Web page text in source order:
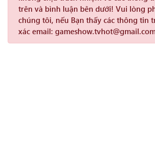
trên và bình luận bên dưới! Vui lòng
chúng tôi, nếu Bạn thấy các thông tin
xác email: